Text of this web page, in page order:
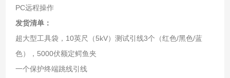
PC远程操作
发货清单：
超大型工具袋，10英尺（5kV）测试引线3个（红色/黑色/蓝
色），5000伏额定鳄鱼夹
一个保护终端跳线引线